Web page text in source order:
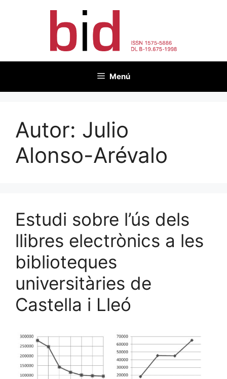
Menú
Autor: Julio
Alonso-Arévalo
Estudi sobre l’ús dels
llibres electrònics a les
biblioteques
universitàries de
Castella i Lleó